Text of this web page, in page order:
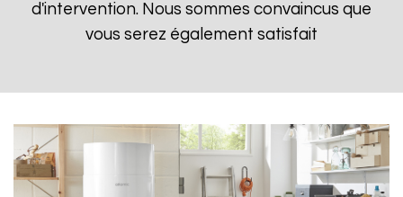
d'intervention. Nous sommes convaincus que
vous serez également satisfait